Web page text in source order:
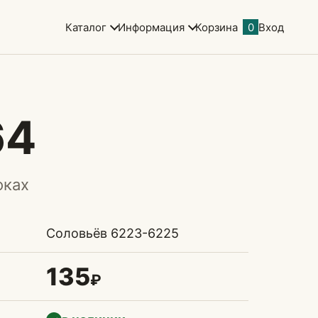
Каталог Информация Корзина 0 Вход
Соловьёв 6223-6225
135₽